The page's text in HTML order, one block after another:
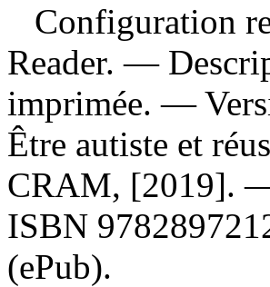
Configuration
Reader. —
imprimée. —
Être autiste et
CRAM, [2019].
ISBN
(ePub).